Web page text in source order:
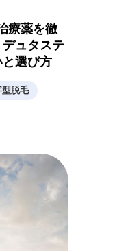
療薬を徹
ュタステ
と選び方
型脱毛